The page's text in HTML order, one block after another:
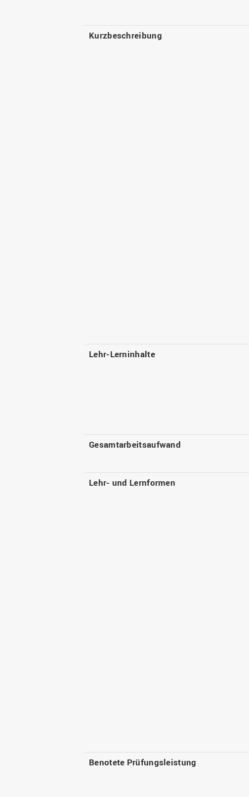
Kurzbeschreibung
Lehr-Lerninhalte
Gesamtarbeitsaufwand
Lehr- und Lernformen
Benotete Prüfungsleistung